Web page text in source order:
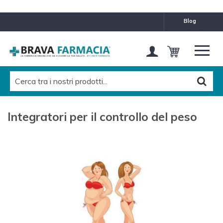
blog
CATEGORIE
dieta Messegue Energy Diet
Integratori per pancia piatta
Integratori per il controllo del peso